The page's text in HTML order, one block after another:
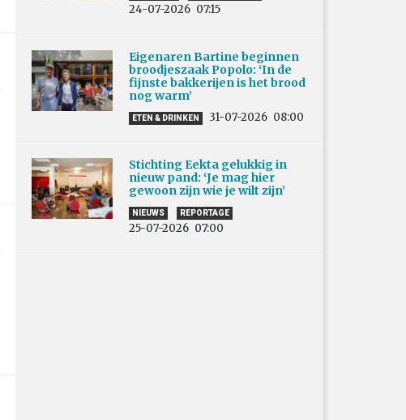
24-07-2026 07:15
Eigenaren Bartine beginnen
broodjeszaak Popolo: ‘In de
fijnste bakkerijen is het brood
nog warm’
ETEN & DRINKEN 31-07-2026 08:00
Stichting Eekta gelukkig in
nieuw pand: ‘Je mag hier
gewoon zijn wie je wilt zijn’
NIEUWS REPORTAGE
25-07-2026 07:00